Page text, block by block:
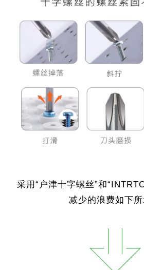
采用“户津十字螺丝”和
减少的浪费如下所